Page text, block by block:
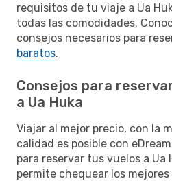
requisitos de tu viaje a Ua
todas las comodidades.
consejos necesarios para
baratos.
Consejos para
a Ua Huka
Viajar al mejor precio, con la
calidad es posible con
para reservar tus vuelos a Ua
permite chequear los